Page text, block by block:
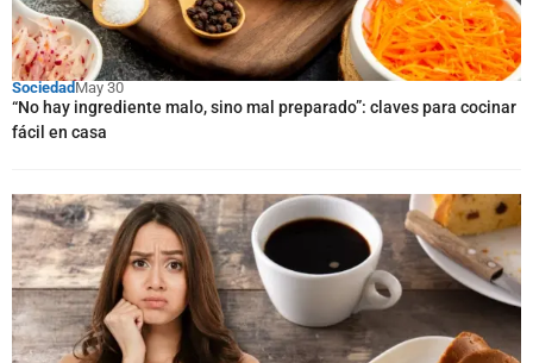
Sociedad May 30
“No hay ingrediente malo, sino mal preparado”: claves para cocinar
fácil en casa